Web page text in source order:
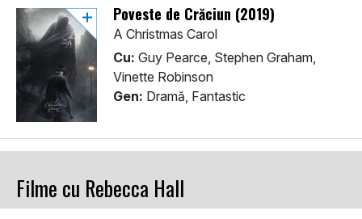
Poveste de Crăciun (2019)
A Christmas Carol
Cu: Guy Pearce, Stephen Graham,
Vinette Robinson
Gen: Dramă, Fantastic
Filme cu Rebecca Hall